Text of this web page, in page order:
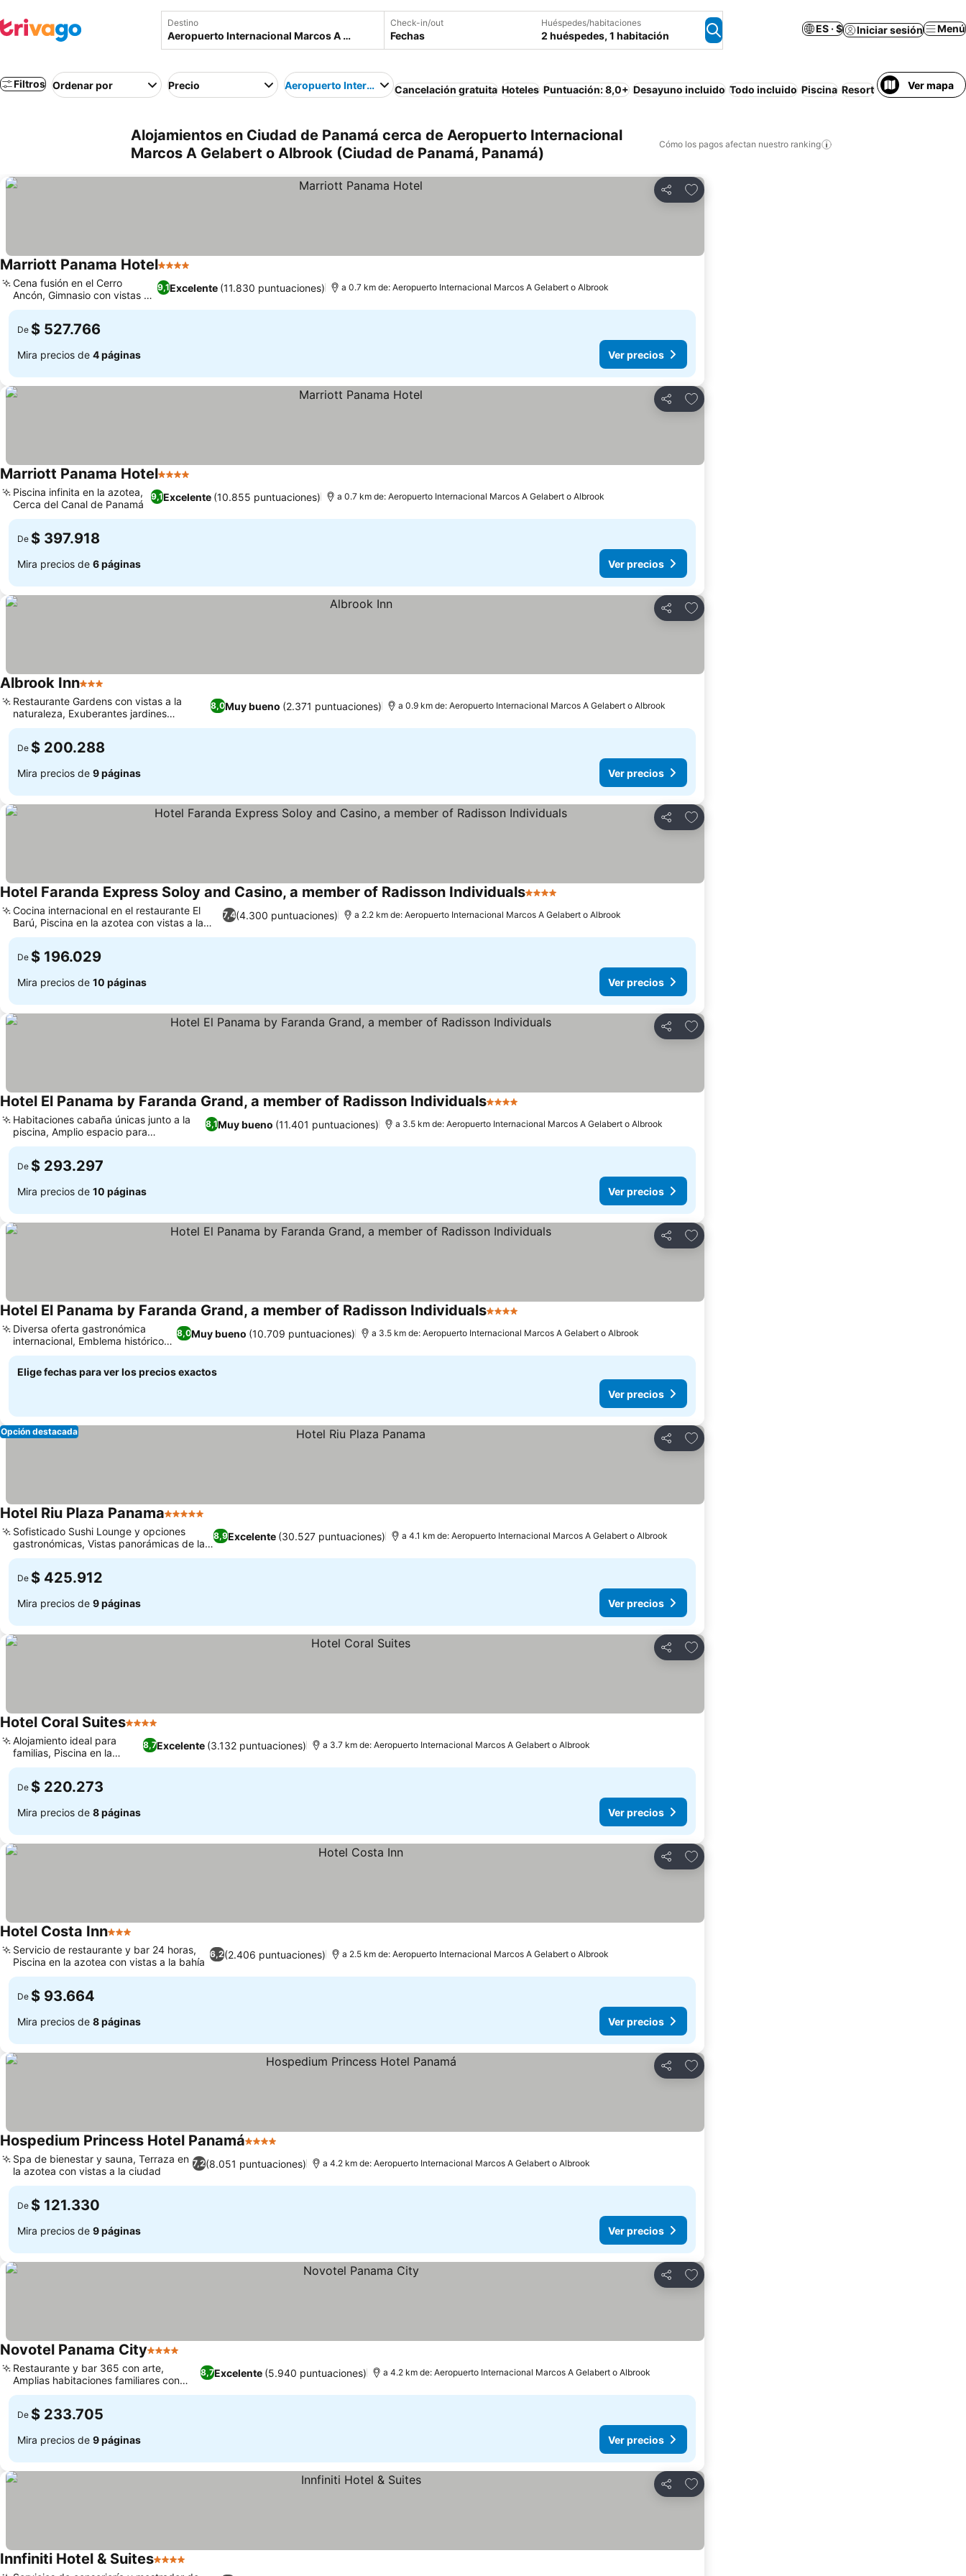
Destino Check-in/out
Fechas
Huéspedes/habitaciones
2 huéspedes, 1 habitación
ES · $ Iniciar sesión Menú
Filtros Ordenar por Precio Aeropuerto Internacional Marcos A Gelabert o Albrook
Cancelación gratuita Hoteles Puntuación: 8,0+ Desayuno incluido Todo incluido Piscina Resort Aire Ver mapa
Alojamientos en Ciudad de Panamá cerca de Aeropuerto Internacional
Marcos A Gelabert o Albrook (Ciudad de Panamá, Panamá)
Cómo los pagos afectan nuestro ranking
Compartir
Agregar a favoritos
Marriott Panama Hotel4 Estrellas
9,1Excelente (11.830 puntuaciones)
Cena fusión en el Cerro
Ancón, Gimnasio con vistas al
canal
a 0.7 km de: Aeropuerto Internacional Marcos A Gelabert o Albrook
De $ 527.766
Mira precios de 4 páginas Ver precios
Compartir
Agregar a favoritos
Marriott Panama Hotel4 Estrellas
9,1Excelente (10.855 puntuaciones)
Piscina infinita en la azotea,
Cerca del Canal de Panamá
a 0.7 km de: Aeropuerto Internacional Marcos A Gelabert o Albrook
De $ 397.918
Mira precios de 6 páginas Ver precios
Compartir
Agregar a favoritos
Albrook Inn3 Estrellas
8,0Muy bueno (2.371 puntuaciones)
Restaurante Gardens con vistas a la
naturaleza, Exuberantes jardines
tropicales y vida silvestre
a 0.9 km de: Aeropuerto Internacional Marcos A Gelabert o Albrook
De $ 200.288
Mira precios de 9 páginas Ver precios
Compartir
Agregar a favoritos
Hotel Faranda Express Soloy and Casino, a member of Radisson Individuals4 Estrellas
7,4(4.300 puntuaciones)
Cocina internacional en el restaurante El
Barú, Piscina en la azotea con vistas a la
ciudad
a 2.2 km de: Aeropuerto Internacional Marcos A Gelabert o Albrook
De $ 196.029
Mira precios de 10 páginas Ver precios
Compartir
Agregar a favoritos
Hotel El Panama by Faranda Grand, a member of Radisson Individuals4 Estrellas
8,1Muy bueno (11.401 puntuaciones)
Habitaciones cabaña únicas junto a la
piscina, Amplio espacio para
convenciones y eventos
a 3.5 km de: Aeropuerto Internacional Marcos A Gelabert o Albrook
De $ 293.297
Mira precios de 10 páginas Ver precios
Compartir
Agregar a favoritos
Hotel El Panama by Faranda Grand, a member of Radisson Individuals4 Estrellas
8,0Muy bueno (10.709 puntuaciones)
Diversa oferta gastronómica
internacional, Emblema histórico
de Panamá
a 3.5 km de: Aeropuerto Internacional Marcos A Gelabert o Albrook
Elige fechas para ver los precios exactos
Ver precios
Compartir
Agregar a favoritos
Opción destacada
Hotel Riu Plaza Panama5 Estrellas
8,9Excelente (30.527 puntuaciones)
Sofisticado Sushi Lounge y opciones
gastronómicas, Vistas panorámicas de la
ciudad y el océano
a 4.1 km de: Aeropuerto Internacional Marcos A Gelabert o Albrook
De $ 425.912
Mira precios de 9 páginas Ver precios
Compartir
Agregar a favoritos
Hotel Coral Suites4 Estrellas
8,7Excelente (3.132 puntuaciones)
Alojamiento ideal para
familias, Piscina en la
azotea
a 3.7 km de: Aeropuerto Internacional Marcos A Gelabert o Albrook
De $ 220.273
Mira precios de 8 páginas Ver precios
Compartir
Agregar a favoritos
Hotel Costa Inn3 Estrellas
6,2(2.406 puntuaciones)
Servicio de restaurante y bar 24 horas,
Piscina en la azotea con vistas a la bahía
a 2.5 km de: Aeropuerto Internacional Marcos A Gelabert o Albrook
De $ 93.664
Mira precios de 8 páginas Ver precios
Compartir
Agregar a favoritos
Hospedium Princess Hotel Panamá4 Estrellas
7,2(8.051 puntuaciones)
Spa de bienestar y sauna, Terraza en
la azotea con vistas a la ciudad
a 4.2 km de: Aeropuerto Internacional Marcos A Gelabert o Albrook
De $ 121.330
Mira precios de 9 páginas Ver precios
Compartir
Agregar a favoritos
Novotel Panama City4 Estrellas
8,7Excelente (5.940 puntuaciones)
Restaurante y bar 365 con arte,
Amplias habitaciones familiares con
vistas a la ciudad
a 4.2 km de: Aeropuerto Internacional Marcos A Gelabert o Albrook
De $ 233.705
Mira precios de 9 páginas Ver precios
Compartir
Agregar a favoritos
Innfiniti Hotel & Suites4 Estrellas